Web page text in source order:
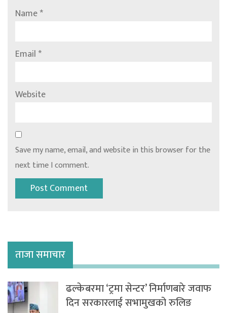
Name*
Email*
Website
Save my name, email, and website in this browser for the
next time I comment.
ताजा समाचार
ढल्केबरमा ‘ट्रमा सेन्टर’ निर्माणबारे जवाफ
दिन सरकारलाई सभामुखको रुलिङ